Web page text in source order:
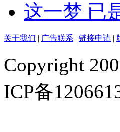
这一梦 已
关于我们 | 广告联系 | 链接申请 |
Copyright
ICP备